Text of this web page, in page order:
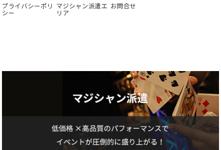
プライバシーポリ
シー
マジシャン派遣エ
リア
お問合せ